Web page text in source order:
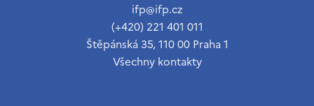
ifp@ifp.cz
(+420) 221 401 011
Štěpánská 35, 110 00 Praha 1
Všechny kontakty